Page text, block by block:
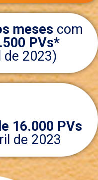
meses com
PVs*
de 2023)
16.000 PVs
de 2023